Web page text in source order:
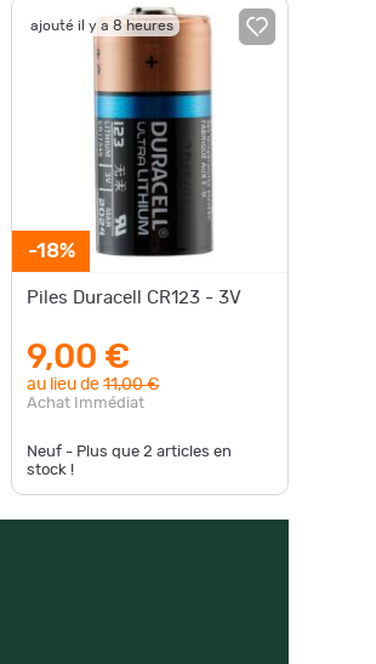
ajouté il y a 8 heures
-18%
Piles Duracell CR123 - 3V
9,00 €
au lieu de11,00 €
Achat Immédiat
Neuf - Plus que2 articles en
stock !